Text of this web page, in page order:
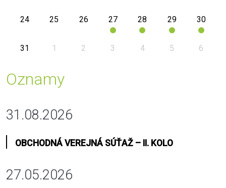
24 25 26 27 28 29 30
31 1 2 3 4 5 6
Oznamy
31.08.2026
OBCHODNÁ VEREJNÁ SÚŤAŽ – II. KOLO
27.05.2026